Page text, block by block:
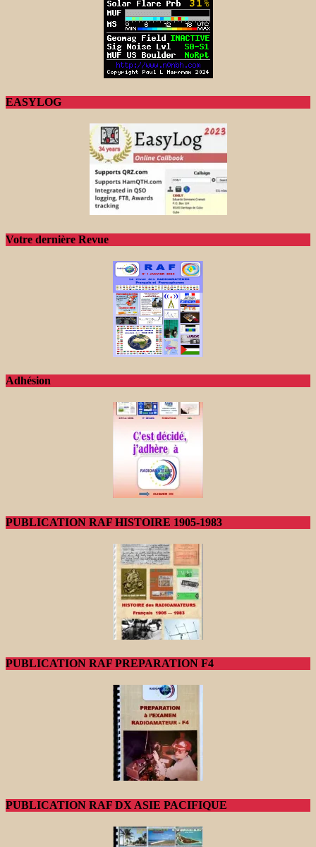
EASYLOG
Votre dernière Revue
Adhésion
PUBLICATION RAF HISTOIRE 1905-1983
PUBLICATION RAF PREPARATION F4
PUBLICATION RAF DX ASIE PACIFIQUE